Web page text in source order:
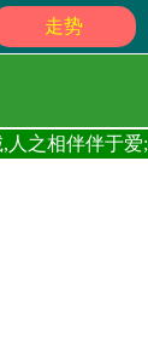
走势
人之相伴伴于爱;